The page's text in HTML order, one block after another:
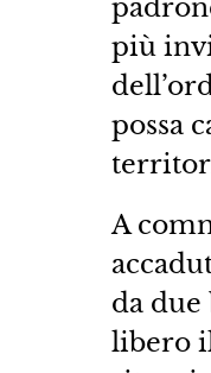
più
possa
A
da
libero